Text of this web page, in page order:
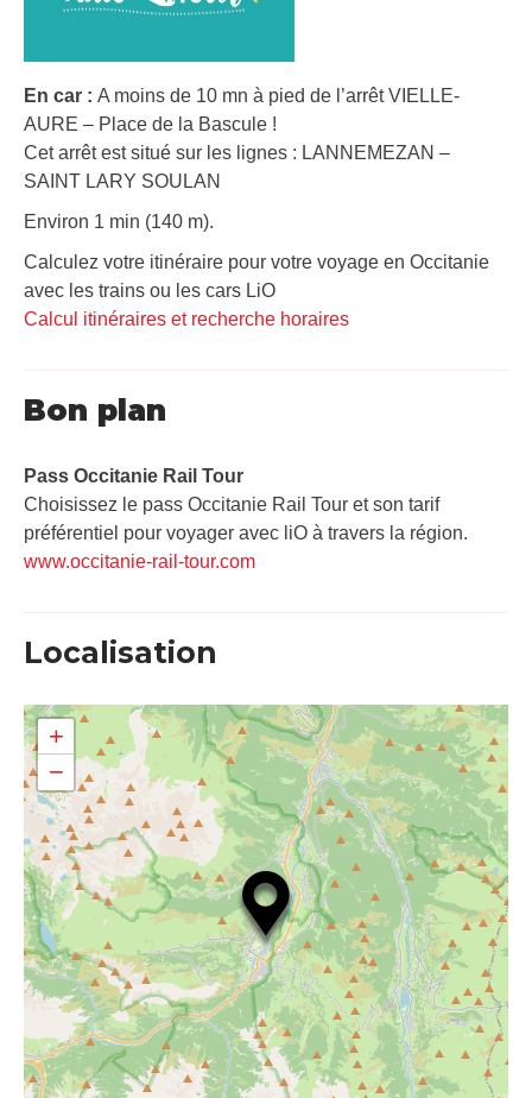
En car : A moins de 10 mn à pied de l’arrêt VIELLE-
AURE – Place de la Bascule !
Cet arrêt est situé sur les lignes : LANNEMEZAN –
SAINT LARY SOULAN
Environ 1 min (140 m).
Calculez votre itinéraire pour votre voyage en Occitanie
avec les trains ou les cars LiO
Calcul itinéraires et recherche horaires
Bon plan
Pass Occitanie Rail Tour​
Choisissez le pass Occitanie Rail Tour et son tarif
préférentiel pour voyager avec liO à travers la région.
www.occitanie-rail-tour.com
Localisation
+
−